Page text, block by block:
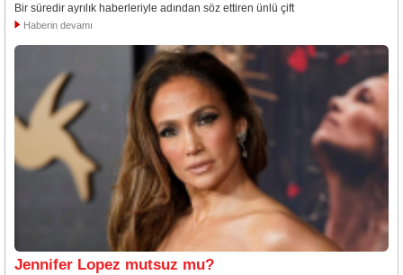
Bir süredir ayrılık haberleriyle adından söz ettiren ünlü çift
Haberin devamı
Jennifer Lopez mutsuz mu?